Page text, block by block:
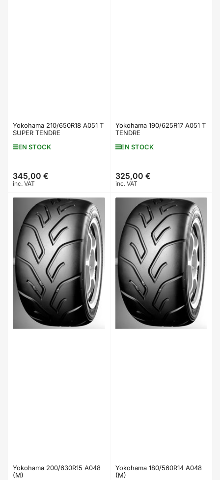
Yokohama 210/650R18 A051 T
SUPER TENDRE
EN STOCK
Prix
345,00 €
inc. VAT
Yokohama 190/625R17 A051 T
TENDRE
EN STOCK
Prix
325,00 €
inc. VAT
Yokohama 200/630R15 A048
(M)
Yokohama 180/560R14 A048
(M)